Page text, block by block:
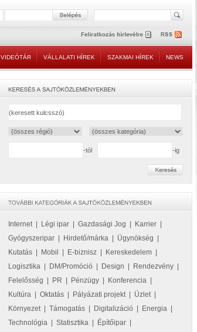
VIDEÓTÁR VÁLLALATI HÍREK SZAKMAI HÍREK NEWS
-tól -ig
Internet| Légi ipar Gazdasági Jog Karrier
Gyógyszeripar
Hirdető/márka Ügynökség
Kutatás
Mobil E-biznisz Kereskedelem
Logisztika
DM/Promóció Design Rendezvény
Felelősség
PR Pénzügy Konferencia
Kultúra
Oktatás Pályázati projekt| Üzlet|
Környezet| Támogatás Digitalizáció Energia
Technológia
Statisztika Építőipar